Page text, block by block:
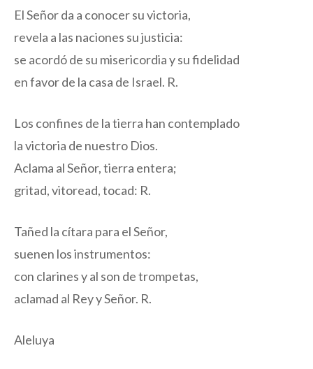
El Señor da a conocer su victoria,
revela a las naciones su justicia:
se acordó de su misericordia y su fidelidad
en favor de la casa de Israel. R.
Los confines de la tierra han contemplado
la victoria de nuestro Dios.
Aclama al Señor, tierra entera;
gritad, vitoread, tocad: R.
Tañed la cítara para el Señor,
suenen los instrumentos:
con clarines y al son de trompetas,
aclamad al Rey y Señor. R.
Aleluya